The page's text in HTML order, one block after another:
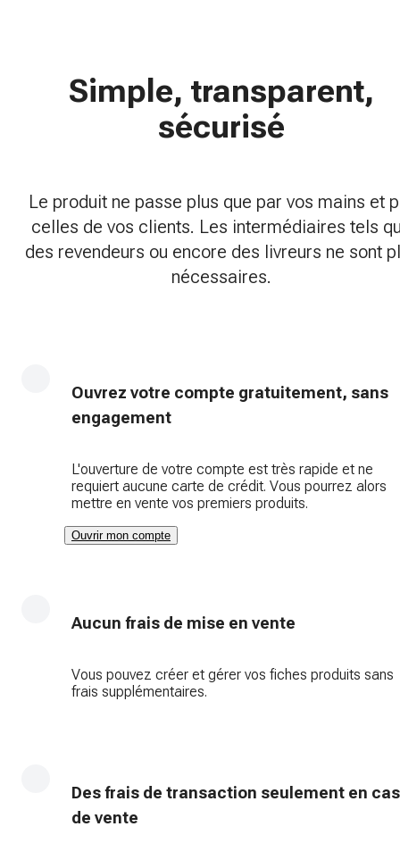
Simple, transparent,
sécurisé
Le produit ne passe plus que par vos mains et
celles de vos clients. Les intermédiaires tels
des revendeurs ou encore des livreurs ne sont
nécessaires.
Ouvrez votre compte gratuitement, sans
engagement
L'ouverture de votre compte est très rapide et ne
requiert aucune carte de crédit. Vous pourrez alors
mettre en vente vos premiers produits.
Ouvrir mon compte
Aucun frais de mise en vente
Vous pouvez créer et gérer vos fiches produits sans
frais supplémentaires.
Des frais de transaction seulement en cas
de vente